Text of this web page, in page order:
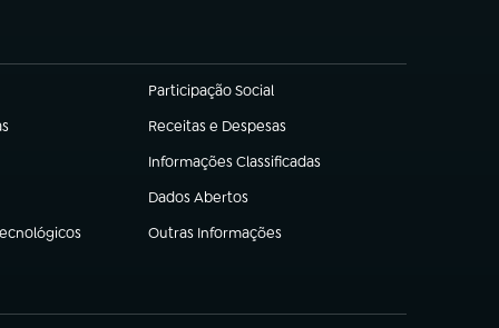
Participação Social
(abre em nova aba)
Receitas e Despesas
(abre em nova aba)
Informações Classificadas
(abre em nova aba)
Dados Abertos
(abre em nova aba)
Outras Informações
(abre em nova aba)